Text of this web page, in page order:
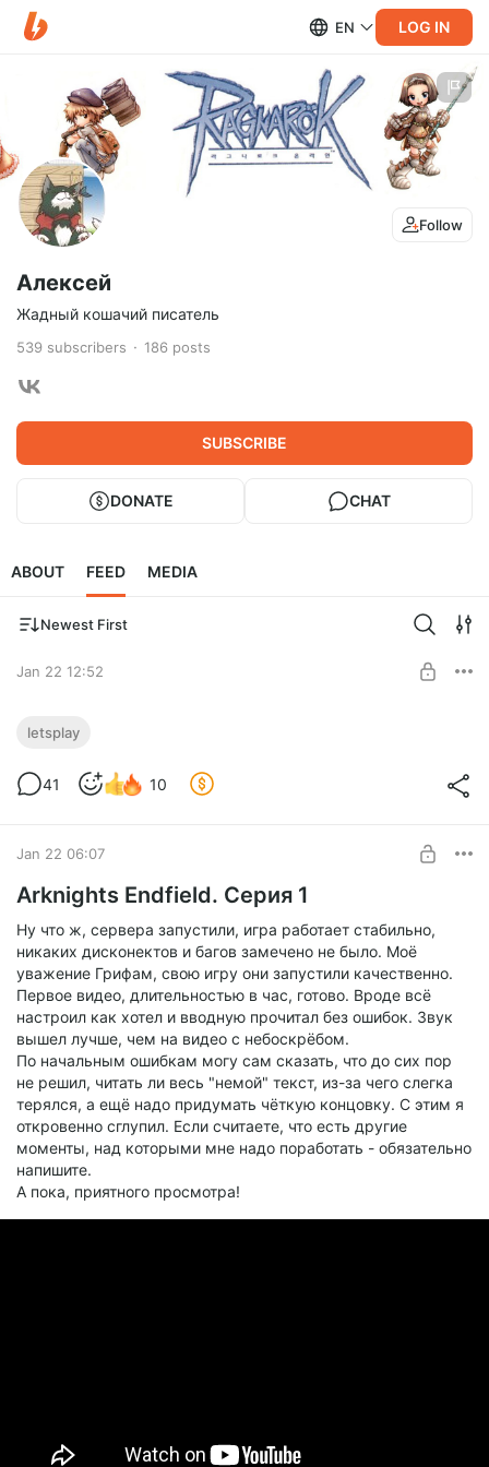
EN LOG IN
Follow
Алексей
Жадный кошачий писатель
539 subscribers 186 posts
SUBSCRIBE
DONATE CHAT
ABOUT FEED MEDIA
Newest First
Jan 22 12:52
Ммм, нет, отмена идеи
Первопрофник
letsplay
41 10
Jan 22 06:07
Arknights Endfield. Серия 1
Ну что ж, сервера запустили, игра работает стабильно,
никаких дисконектов и багов замечено не было. Моё
уважение Грифам, свою игру они запустили качественно.
Первое видео, длительностью в час, готово. Вроде всё
настроил как хотел и вводную прочитал без ошибок. Звук
вышел лучше, чем на видео с небоскрёбом.
По начальным ошибкам могу сам сказать, что до сих пор
не решил, читать ли весь "немой" текст, из-за чего слегка
терялся, а ещё надо придумать чёткую концовку. С этим я
откровенно сглупил. Если считаете, что есть другие
моменты, над которыми мне надо поработать - обязательно
напишите.
А пока, приятного просмотра!